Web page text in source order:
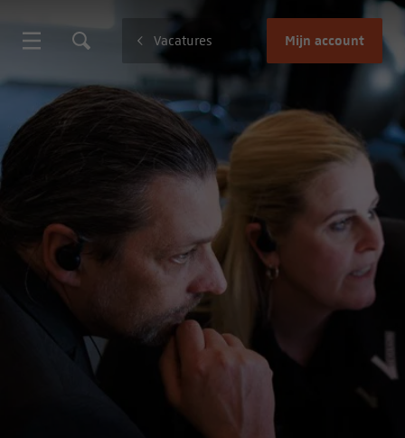
Vacatures Mijn account